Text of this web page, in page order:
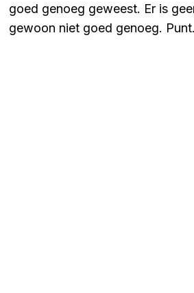
goed genoeg geweest. Er is
gewoon niet goed genoeg.